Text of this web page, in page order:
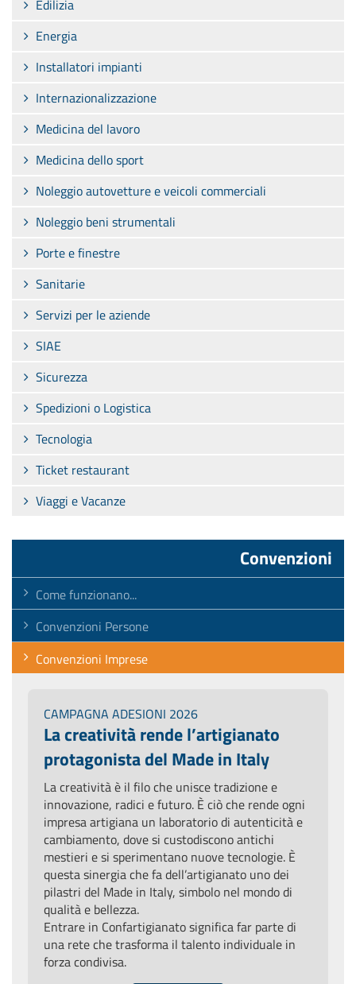
Edilizia
Energia
Installatori impianti
Internazionalizzazione
Medicina del lavoro
Medicina dello sport
Noleggio autovetture e veicoli commerciali
Noleggio beni strumentali
Porte e finestre
Sanitarie
Servizi per le aziende
SIAE
Sicurezza
Spedizioni o Logistica
Tecnologia
Ticket restaurant
Viaggi e Vacanze
Convenzioni
Come funzionano...
Convenzioni Persone
Convenzioni Imprese
CAMPAGNA ADESIONI 2026
La creatività rende l’artigianato
protagonista del Made in Italy
La creatività è il filo che unisce tradizione e
innovazione, radici e futuro. È ciò che rende ogni
impresa artigiana un laboratorio di autenticità e
cambiamento, dove si custodiscono antichi
mestieri e si sperimentano nuove tecnologie. È
questa sinergia che fa dell’artigianato uno dei
pilastri del Made in Italy, simbolo nel mondo di
qualità e bellezza.
Entrare in Confartigianato significa far parte di
una rete che trasforma il talento individuale in
forza condivisa.